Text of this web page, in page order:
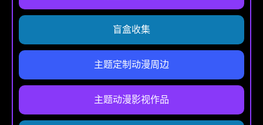
盲盒收集
主题定制动漫周边
主题动漫影视作品